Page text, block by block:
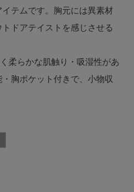
テムです。胸元には異素材
ドアテイストを感じさせる
柔らかな肌触り・吸湿性があ
胸ポケット付きで、小物収